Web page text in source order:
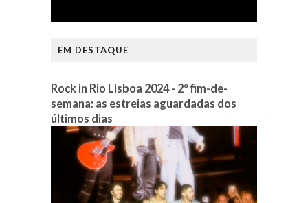
EM DESTAQUE
Rock in Rio Lisboa 2024 - 2º fim-de-
semana: as estreias aguardadas dos
últimos dias